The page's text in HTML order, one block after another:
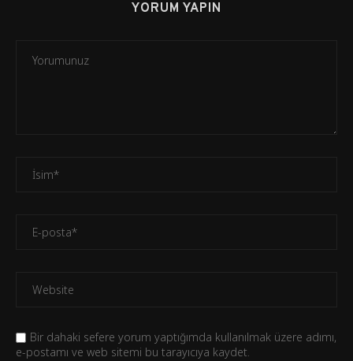
YORUM YAPIN
Bir dahaki sefere yorum yaptığımda kullanılmak üzere adımı,
e-postamı ve web sitemi bu tarayıcıya kaydet.